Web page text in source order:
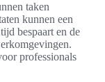
taken
kunnen een
bespaart en de
professionals